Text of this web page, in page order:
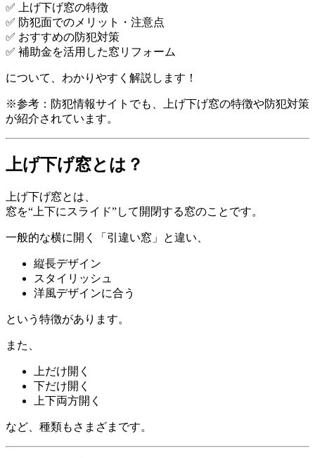
✅ 上げ下げ窓の特徴
✅ 防犯面でのメリット・注意点
✅ おすすめの防犯対策
✅ 補助金を活用した窓リフォーム
について、わかりやすく解説します！
※参考：防犯情報サイトでも、上げ下げ窓の特徴や防犯対策
が紹介されています。
上げ下げ窓とは？
上げ下げ窓とは、
窓を“上下にスライド”して開閉する窓のことです。
一般的な横に開く「引違い窓」と違い、
縦長デザイン
スタイリッシュ
洋風デザインに合う
という特徴があります。
また、
上だけ開く
下だけ開く
上下両方開く
など、種類もさまざまです。